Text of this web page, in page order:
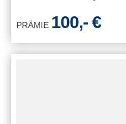
PRÄMIE 100,- €